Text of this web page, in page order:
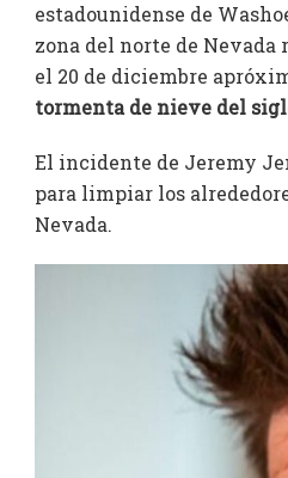
estadounidense de
zona del norte de Nevada
el 20 de diciembre
tormenta de nieve del
El incidente de Jeremy
para limpiar los
Nevada.